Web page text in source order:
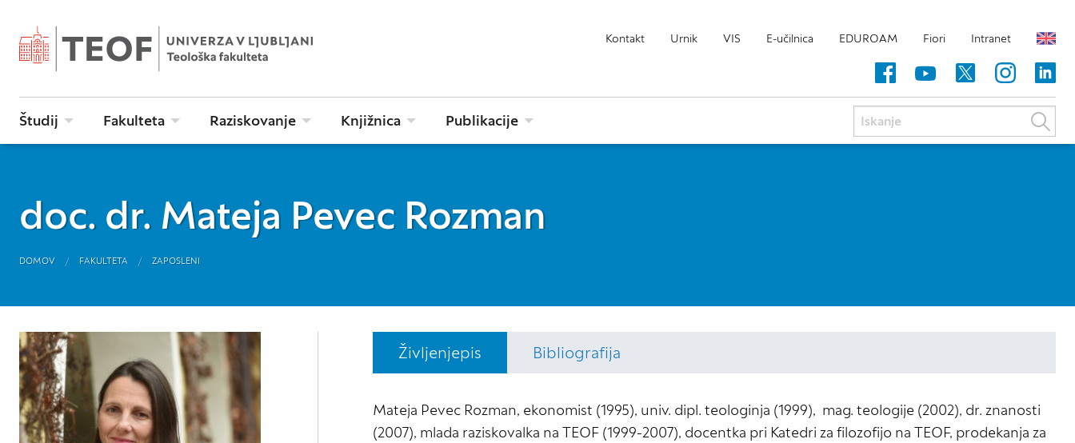
Kontakt Urnik VIS E-učilnica EDUROAM Fiori Intranet
Študij Fakulteta Raziskovanje Knjižnica Publikacije
doc. dr. Mateja Pevec Rozman
DOMOV FAKULTETA ZAPOSLENI
Življenjepis Bibliografija
Mateja Pevec Rozman, ekonomist (1995), univ. dipl. teologinja (1999), mag. teologije (2002), dr. znanosti
(2007), mlada raziskovalka na TEOF (1999-2007), docentka pri Katedri za filozofijo na TEOF, prodekanja za